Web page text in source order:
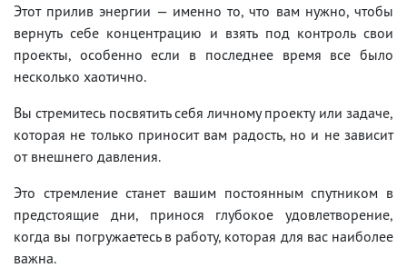
Этот прилив энергии — именно то, что вам нужно, чтобы
вернуть себе концентрацию и взять под контроль свои
проекты, особенно если в последнее время все было
несколько хаотично.
Вы стремитесь посвятить себя личному проекту или задаче,
которая не только приносит вам радость, но и не зависит
от внешнего давления.
Это стремление станет вашим постоянным спутником в
предстоящие дни, принося глубокое удовлетворение,
когда вы погружаетесь в работу, которая для вас наиболее
важна.